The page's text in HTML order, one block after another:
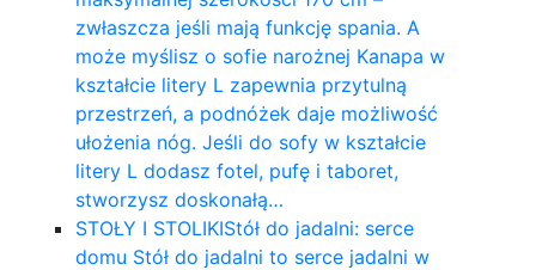
zwłaszcza jeśli mają funkcję spania. A
może myślisz o sofie narożnej Kanapa w
kształcie litery L zapewnia przytulną
przestrzeń, a podnóżek daje możliwość
ułożenia nóg. Jeśli do sofy w kształcie
litery L dodasz fotel, pufę i taboret,
stworzysz doskonałą…
STOŁY I STOLIKIStół do jadalni: serce
domu Stół do jadalni to serce jadalni w